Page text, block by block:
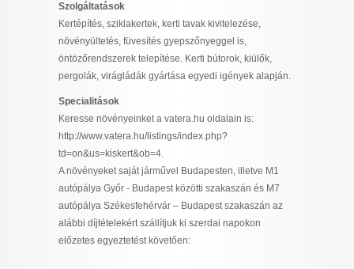
Szolgáltatások
Kertépítés, sziklakertek, kerti tavak kivitelezése,
növényültetés, füvesítés gyepszőnyeggel is,
öntözőrendszerek telepítése. Kerti bútorok, kiülők,
pergolák, virágládák gyártása egyedi igények alapján.
Specialitások
Keresse növényeinket a vatera.hu oldalain is:
http://www.vatera.hu/listings/index.php?
td=on&us=kiskert&ob=4.
A növényeket saját járművel Budapesten, illetve M1
autópálya Győr - Budapest közötti szakaszán és M7
autópálya Székesfehérvár – Budapest szakaszán az
alábbi díjtételekért szállítjuk ki szerdai napokon
előzetes egyeztetést követően: